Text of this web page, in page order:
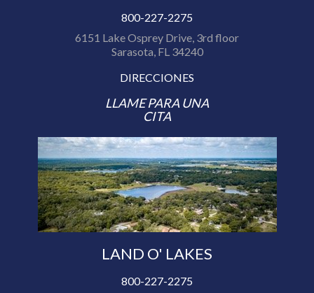
800-227-2275
6151 Lake Osprey Drive, 3rd floor
Sarasota, FL 34240
DIRECCIONES
LLAME PARA UNA
CITA
LAND O' LAKES
800-227-2275